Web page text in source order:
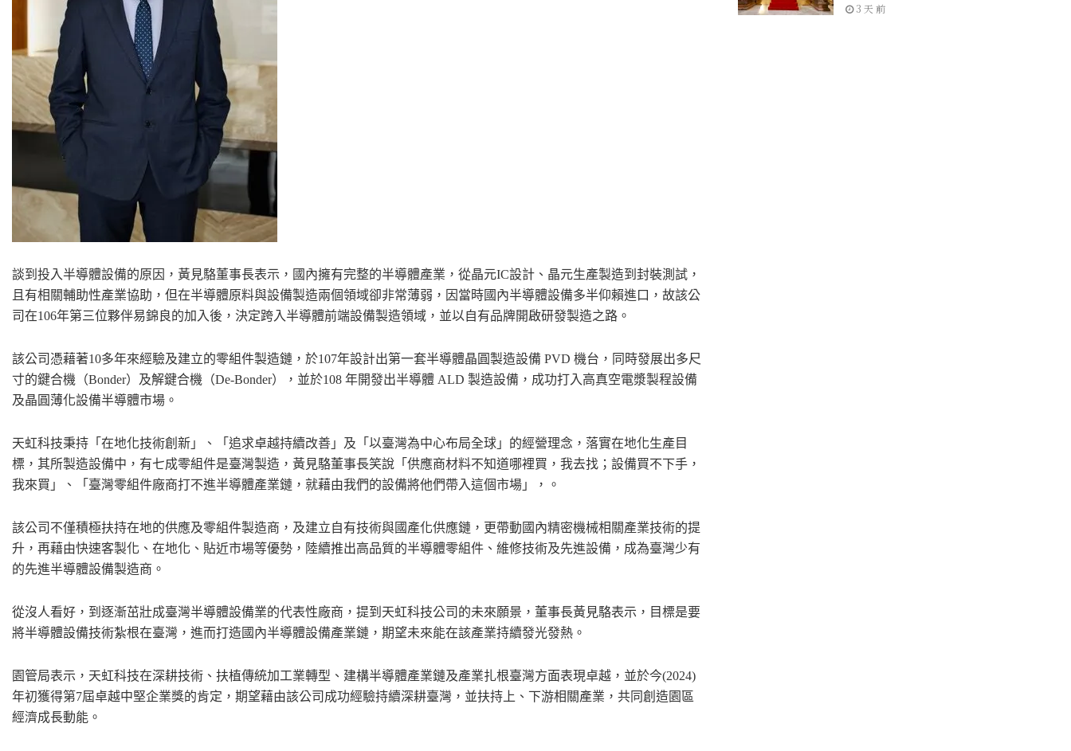
談到投入半導體設備的原因，黃見駱董事長表示，國內擁有完整的半導體產業，從晶元IC設計、晶元生產製造到封裝測試，
且有相關輔助性產業協助，但在半導體原料與設備製造兩個領域卻非常薄弱，因當時國內半導體設備多半仰賴進口，故該公
司在106年第三位夥伴易錦良的加入後，決定跨入半導體前端設備製造領域，並以自有品牌開啟研發製造之路。
該公司憑藉著10多年來經驗及建立的零組件製造鏈，於107年設計出第一套半導體晶圓製造設備 PVD 機台，同時發展出多尺
寸的鍵合機（Bonder）及解鍵合機（De-Bonder），並於108 年開發出半導體 ALD 製造設備，成功打入高真空電漿製程設備
及晶圓薄化設備半導體市場。
天虹科技秉持「在地化技術創新」、「追求卓越持續改善」及「以臺灣為中心布局全球」的經營理念，落實在地化生產目
標，其所製造設備中，有七成零組件是臺灣製造，黃見駱董事長笑說「供應商材料不知道哪裡買，我去找；設備買不下手，
我來買」、「臺灣零組件廠商打不進半導體產業鏈，就藉由我們的設備將他們帶入這個市場」，。
該公司不僅積極扶持在地的供應及零組件製造商，及建立自有技術與國產化供應鏈，更帶動國內精密機械相關產業技術的提
升，再藉由快速客製化、在地化、貼近市場等優勢，陸續推出高品質的半導體零組件、維修技術及先進設備，成為臺灣少有
的先進半導體設備製造商。
從沒人看好，到逐漸茁壯成臺灣半導體設備業的代表性廠商，提到天虹科技公司的未來願景，董事長黃見駱表示，目標是要
將半導體設備技術紮根在臺灣，進而打造國內半導體設備產業鏈，期望未來能在該產業持續發光發熱。
園管局表示，天虹科技在深耕技術、扶植傳統加工業轉型、建構半導體產業鏈及產業扎根臺灣方面表現卓越，並於今(2024)
年初獲得第7屆卓越中堅企業獎的肯定，期望藉由該公司成功經驗持續深耕臺灣，並扶持上、下游相關產業，共同創造園區
經濟成長動能。
3 天 前